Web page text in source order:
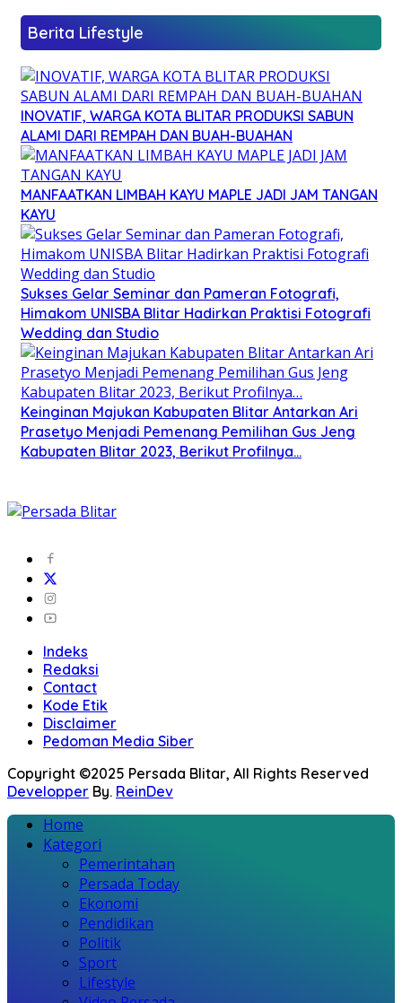
Berita Lifestyle
INOVATIF, WARGA KOTA BLITAR PRODUKSI SABUN
ALAMI DARI REMPAH DAN BUAH-BUAHAN
MANFAATKAN LIMBAH KAYU MAPLE JADI JAM TANGAN
KAYU
Sukses Gelar Seminar dan Pameran Fotografi,
Himakom UNISBA Blitar Hadirkan Praktisi Fotografi
Wedding dan Studio
Keinginan Majukan Kabupaten Blitar Antarkan Ari
Prasetyo Menjadi Pemenang Pemilihan Gus Jeng
Kabupaten Blitar 2023, Berikut Profilnya…
Indeks
Redaksi
Contact
Kode Etik
Disclaimer
Pedoman Media Siber
Copyright ©2025 Persada Blitar, All Rights Reserved
Developper By. ReinDev
Home
Kategori
Pemerintahan
Persada Today
Ekonomi
Pendidikan
Politik
Sport
Lifestyle